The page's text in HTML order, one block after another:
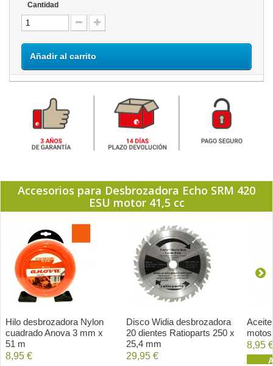
Cantidad
Añadir al carrito
Accesorios para Desbrozadora Echo SRM 420
ESU motor 41,5 cc
Hilo desbrozadora Nylon
cuadrado Anova 3 mm x
51 m
8,95 €
Disco Widia desbrozadora
20 dientes Ratioparts 250 x
25,4 mm
29,95 €
8,95 €